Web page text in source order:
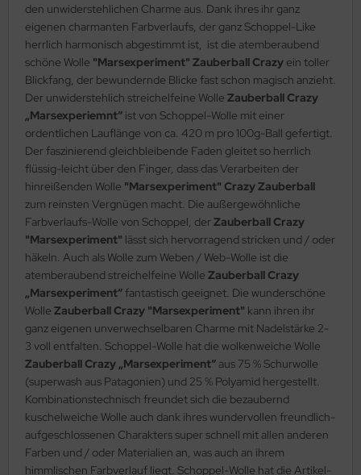
den unwiderstehlichen Charme aus. Dank ihres ihr ganz
eigenen charmanten Farbverlaufs, der ganz Schoppel-Like
herrlich harmonisch abgestimmt ist, ist die atemberaubend
schöne Wolle "Marsexperiment" Zauberball Crazy ein toller
Blickfang, der bewundernde Blicke fast schon magisch anzieht.
Der unwiderstehlich streichelfeine Wolle Zauberball Crazy
„Marsexperiemnt“ ist von Schoppel-Wolle mit einer
ordentlichen Lauflänge von ca. 420 m pro 100g-Ball gefertigt.
Der faszinierend gleichbleibende Faden gleitet so herrlich
flüssig-leicht über den Finger, dass das Verarbeiten der
hinreißenden Wolle "Marsexperiment" Crazy Zauberball
zum reinsten Vergnügen macht. Die außergewöhnliche
Farbverlaufs-Wolle von Schoppel, der Zauberball Crazy
"Marsexperiment" lässt sich hervorragend stricken und / oder
häkeln. Auch als Wolle zum Weben / Web-Wolle ist die
atemberaubend streichelfeine Wolle Zauberball Crazy
„Marsexperiment“fantastisch geeignet. Die wunderschöne
Wolle Zauberball Crazy "Marsexperiment" kann ihren ihr
ganz eigenen unverwechselbaren Charme mit Nadelstärke 2-
3 voll entfalten. Schoppel-Wolle hat die wolkenweiche Wolle
Zauberball Crazy „Marsexperiment“ aus 75 % Schurwolle
(superwash aus Patagonien) und 25 % Polyamid hergestellt.
Kombinationstechnisch freundet sich die bezaubernd
kuschelweiche Wolle auch dank ihres wundervollen freundlich-
aufgeschlossenen Charakters super schnell mit allen anderen
Farben und / oder Materialien an, was auch an ihrem
himmlischen Farbverlauf liegt. Schoppel-Wolle hat die Artikel-